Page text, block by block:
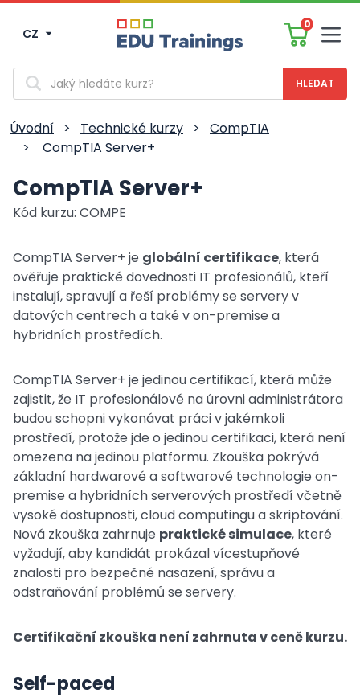
CZ
0
Vyhledávání
Úvodní > Technické kurzy >
CompTIA
>
CompTIA Server+
CompTIA Server+
Kód kurzu: COMPE
CompTIA Server+ je globální certifikace, která
ověřuje praktické dovednosti IT profesionálů, kteří
instalují, spravují a řeší problémy se servery v
datových centrech a také v on-premise a
hybridních prostředích.
CompTIA Server+ je jedinou certifikací, která může
zajistit, že IT profesionálové na úrovni administrátora
budou schopni vykonávat práci v jakémkoli
prostředí, protože jde o jedinou certifikaci, která není
omezena na jedinou platformu. Zkouška pokrývá
základní hardwarové a softwarové technologie on-
premise a hybridních serverových prostředí včetně
vysoké dostupnosti, cloud computingu a skriptování.
Nová zkouška zahrnuje praktické simulace, které
vyžadují, aby kandidát prokázal vícestupňové
znalosti pro bezpečné nasazení, správu a
odstraňování problémů se servery.
Certifikační zkouška není zahrnuta v ceně kurzu.
Self-paced